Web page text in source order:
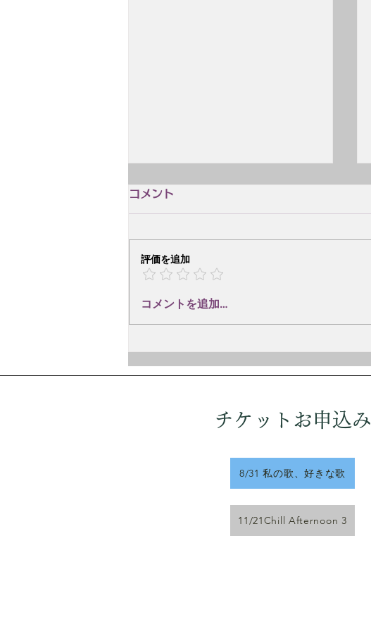
2026.11.21(土)14:00〜
コメント
評価を追加
コメントを追加…
チケットお申込み
8/31 私の歌、好きな歌
11/21Chill Afternoon 3